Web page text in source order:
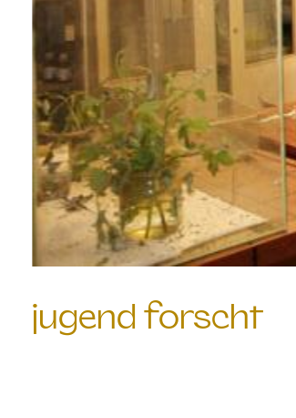
jugend forscht